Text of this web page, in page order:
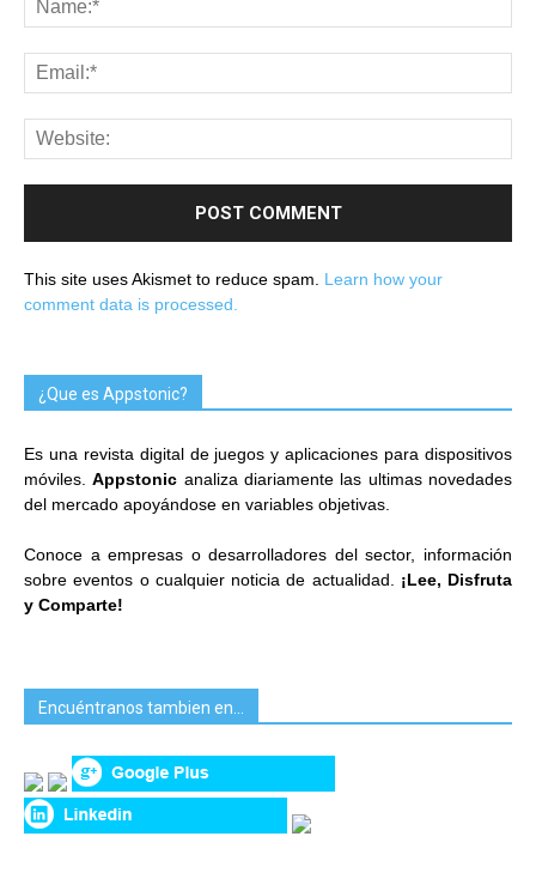
This site uses Akismet to reduce spam. Learn how your
comment data is processed.
¿Que es Appstonic?
Es una revista digital de juegos y aplicaciones para dispositivos
móviles.Appstonic analiza diariamente las ultimas novedades
del mercado apoyándose en variables objetivas.
Conoce a empresas o desarrolladores del sector, información
sobre eventos o cualquier noticia de actualidad. ¡Lee, Disfruta
y Comparte!
Encuéntranos tambien en…